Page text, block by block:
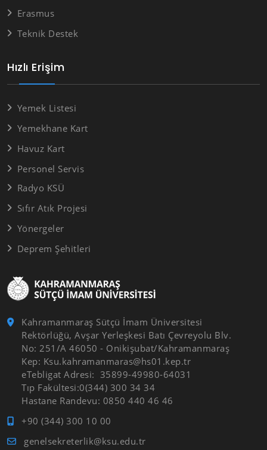
Kahramanmaraş Sütçü İmam Üniversitesi
Rektörlüğü, Avşar Yerleşkesi Batı Çevreyolu Blv.
No: 251/A 46050 - Onikişubat/Kahramanmaraş
Kep: Ksu.kahramanmaras@hs01.kep.tr
eTebligat Adresi: 35899-49980-64031
Tıp Fakültesi:0(344) 300 34 34
Hastane Randevu: 0850 440 46 46
+90 (344) 300 10 00
genelsekreterlik@ksu.edu.tr
Hızlı Erişim
Yemek Listesi
Yemekhane Kart
Havuz Kart
Personel Servis
Radyo KSÜ
Sıfır Atık Projesi
Yönergeler
Deprem Şehitleri
Erasmus
Teknik Destek